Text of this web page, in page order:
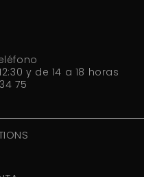
y de 14 a 18 horas
75